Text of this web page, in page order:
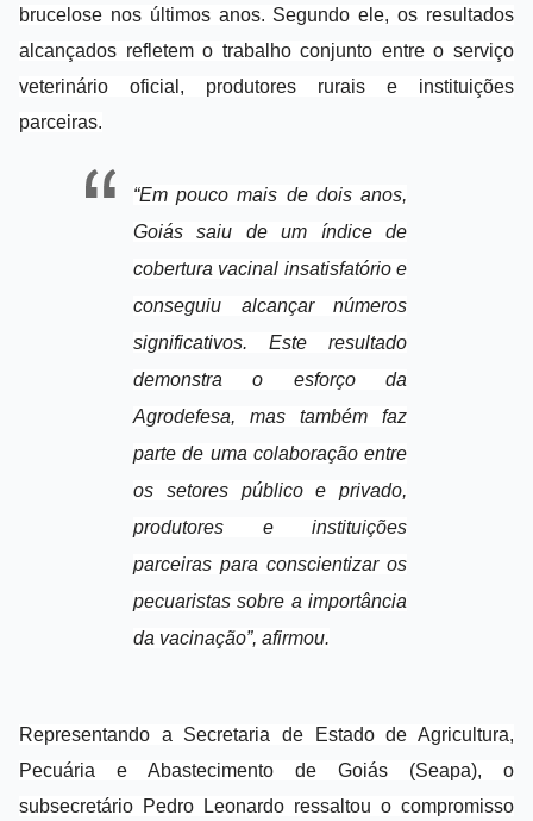
brucelose nos últimos anos. Segundo ele, os resultados
alcançados refletem o trabalho conjunto entre o serviço
veterinário oficial, produtores rurais e instituições
parceiras.
“Em pouco mais de dois anos,
Goiás saiu de um índice de
cobertura vacinal insatisfatório e
conseguiu alcançar números
significativos. Este resultado
demonstra o esforço da
Agrodefesa, mas também faz
parte de uma colaboração entre
os setores público e privado,
produtores e instituições
parceiras para conscientizar os
pecuaristas sobre a importância
da vacinação”, afirmou.
Representando a Secretaria de Estado de Agricultura,
Pecuária e Abastecimento de Goiás (Seapa), o
subsecretário Pedro Leonardo ressaltou o compromisso